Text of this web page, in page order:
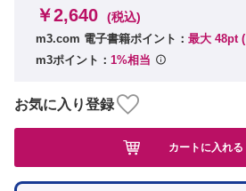
￥2,640 (税込)
m3.com 電子書籍ポイント： 最大 48pt (
m3ポイント： 1%相当
お気に入り登録
カートに入れる